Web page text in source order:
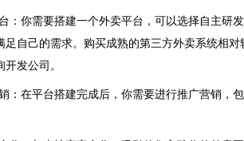
：你需要搭建一个外卖平台，可以选择自主研
足自己的需求。购买成熟的第三方外卖系统相对
开发公司。
：在平台搭建完成后，你需要进行推广营销，